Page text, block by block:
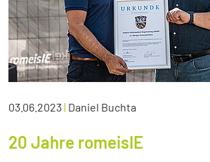
03.06.2023| Daniel Buchta
20 Jahre romeisIE